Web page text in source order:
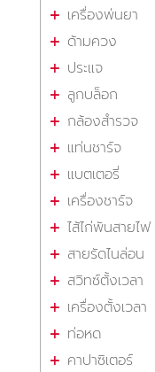
เครื่องพ่นยา
ด้ามควง
ประแจ
ลูกบล็อก
กล้องสำรวจ
แท่นชาร์จ
แบตเตอรี่
เครื่องชาร์จ
ไส้ไก่พันสายไฟ
สายรัดไนล่อน
สวิทซ์ตั้งเวลา
เครื่องตั้งเวลา
ท่อหด
คาปาซิเตอร์